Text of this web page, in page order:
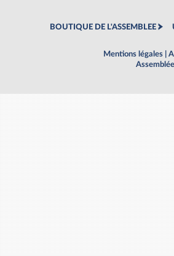
BOUTIQUE DE L'ASSEMBLEE
Mentions légales